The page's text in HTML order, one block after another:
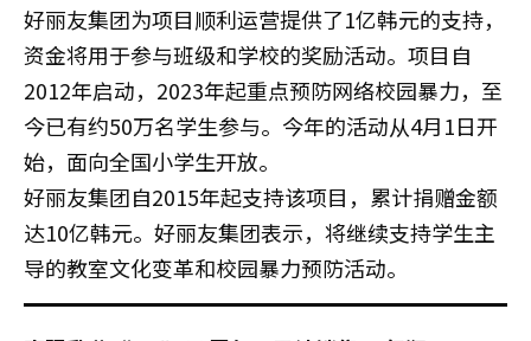
好丽友集团为项目顺利运营提供了1亿韩元的支持，
资金将用于参与班级和学校的奖励活动。项目自
2012年启动，2023年起重点预防网络校园暴力，至
今已有约50万名学生参与。今年的活动从4月1日开
始，面向全国小学生开放。
好丽友集团自2015年起支持该项目，累计捐赠金额
达10亿韩元。好丽友集团表示，将继续支持学生主
导的教室文化变革和校园暴力预防活动。